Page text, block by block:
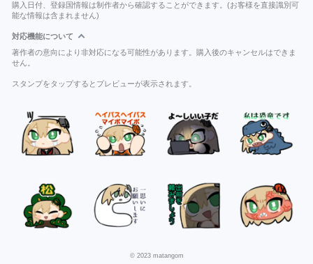
購入日付、登録国情報は制作者から確認することができます。(お客様を直接識別可
能な情報は含まれません)
対応機能について
著作者の意向により非対応になる可能性があります。購入後のキャンセルはできま
せん。
スタンプをタップするとプレビューが表示されます。
© 2023 matangom